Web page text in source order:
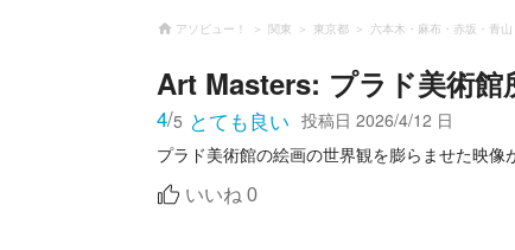
アソビュー！ 関東 東京都 六本木・麻布・赤坂・青山
Art Masters: プラド美術館
4/5 とても良い 投稿日 2026/4/12 日
プラド美術館の絵画の世界観を膨らませた映
いいね 0